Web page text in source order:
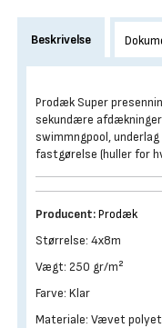
Beskrivelse
Prodæk Super
sekundære
swimmngpool,
fastgørelse (huller for
Producent:Prodæk
Størrelse: 4x8m
Vægt: 250 gr/m²
Farve: Klar
Materiale: Vævet